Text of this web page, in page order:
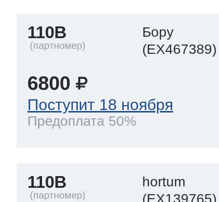
110B
Бору
(EX467389)
6800
Поступит 18 ноября
Предоплата 50%
110B
hortum
(EX139765)